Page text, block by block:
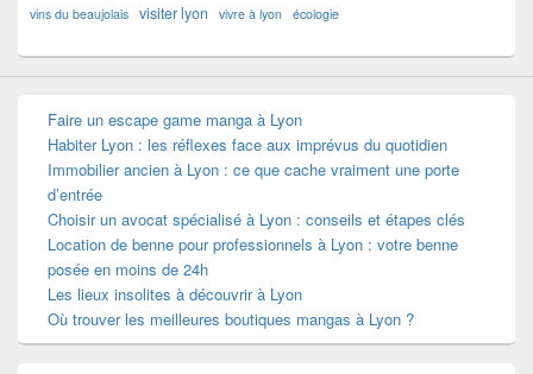
vins du beaujolais visiter lyon vivre à lyon écologie
Faire un escape game manga à Lyon
Habiter Lyon : les réflexes face aux imprévus du quotidien
Immobilier ancien à Lyon : ce que cache vraiment une porte
d’entrée
Choisir un avocat spécialisé à Lyon : conseils et étapes clés
Location de benne pour professionnels à Lyon : votre benne
posée en moins de 24h
Les lieux insolites à découvrir à Lyon
Où trouver les meilleures boutiques mangas à Lyon ?